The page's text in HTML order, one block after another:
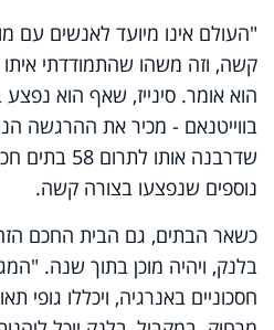
"העולם אינו מיועד לאנשים עם
קשה, וזה משהו שהתמודדתי
הוא אומר. סינייז, שאף הוא
בווייטנאם - מכיר את ההרגשה
שדרבנה אותו
נוספים שנפצעו בצורה קשה.
כשאר הבתים, גם הבית החכם
בלנק, ויהיה מוכן בתוך שנה.
חסכוניים באנרגיה, ויכללו גופי